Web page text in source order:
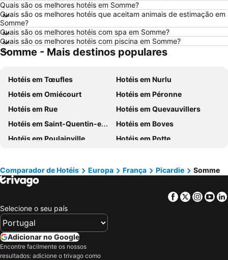
Hotéis em Sangenjo
Hotéis em Nazaré
Hotéis em Vigo
Hotéis em Isla Canela
Hotéis em Roma
Hotéis em Vilamoura
Hotéis em Espanha
Hotéis em Minorca
Hotéis em Galiza
Hotéis em Andaluzia
Hotéis em Maiorca
Hotéis em Douro
Hotéis em Ilha do Sal
Hotéis em Ibiza
Hotéis em Região de Lisboa
Hotéis em Serra da Estrela
Hotéis em Tenerife
Hotéis em Gran Canaria
Hotéis em Malta
Hotéis em Costa de Almería
Quais são os melhores hotéis em Somme?
Quais são os melhores hotéis que aceitam animais de estimação em
Somme?
Quais são os melhores hotéis com spa em Somme?
Quais são os melhores hotéis com piscina em Somme?
Somme - Mais destinos populares
Hotéis em Tœufles
Hotéis em Nurlu
Hotéis em Omiécourt
Hotéis em Péronne
Hotéis em Rue
Hotéis em Quevauvillers
Hotéis em Saint-Quentin-en-Tourmont
Hotéis em Boves
Hotéis em Poulainville
Hotéis em Potte
Hotéis em Assevillers
Hotéis em Démuin
Comparador de Hotéis Europa França Picardie Somme
Facebook
Twitter
Selecione o seu país
Adicionar no Google
Encontre facilmente os nossos
resultados: adicione o trivago como